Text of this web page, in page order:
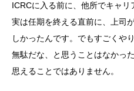
ICRCに入る前に、他所でキャリ
実は任期を終える直前に、上司
しかったんです。でもすごくや
無駄だな、と思うことはなかっ
思えることではありません。